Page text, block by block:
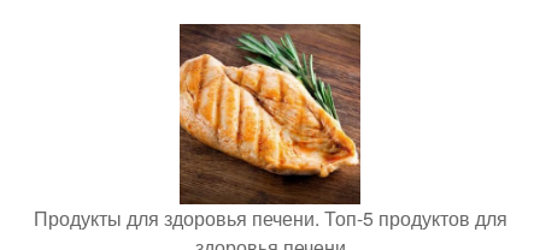
Продукты для здоровья печени. Топ-5 продуктов для